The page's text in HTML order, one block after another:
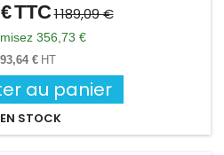
Prix
Prix
de
base
TTC1 189,09 €
356,73 €
€ HT
au panier
EN STOCK